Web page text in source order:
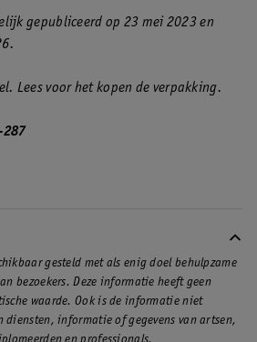
gepubliceerd op 23 mei 2023 en
Lees voor het kopen de verpakking.
287
gesteld met als enig doel behulpzame
bezoekers. Deze informatie heeft geen
waarde. Ook is de informatie niet
diensten, informatie of gegevens van artsen,